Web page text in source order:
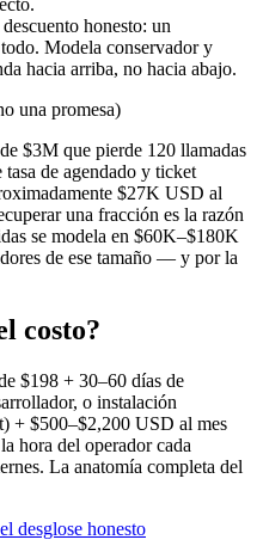
honesto: un
Modela conservador y
hacia arriba, no hacia abajo.
una promesa)
$3M que pierde 120 llamadas
de agendado y ticket
$27K USD al
una fracción es la razón
se modela en $60K–$180K
de ese tamaño — y por la
costo?
$198 + 30–60 días de
o instalación
+ $500–$2,200 USD al mes
hora del operador cada
La anatomía completa del
desglose honesto